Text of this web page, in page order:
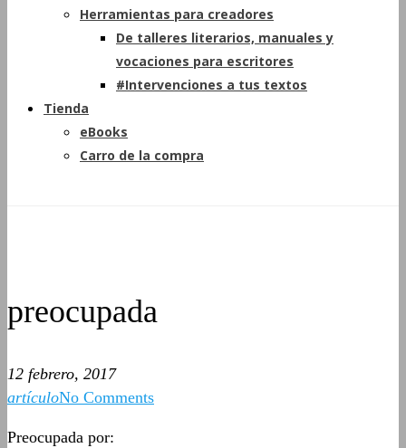
Herramientas para creadores
De talleres literarios, manuales y
vocaciones para escritores
#Intervenciones a tus textos
Tienda
eBooks
Carro de la compra
preocupada
12 febrero, 2017
artículoNo Comments
Preocupada por: